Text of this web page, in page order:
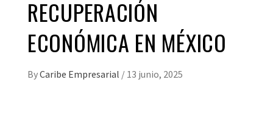
RECUPERACIÓN
ECONÓMICA EN MÉXICO
ByCaribe Empresarial / 13 junio, 2025